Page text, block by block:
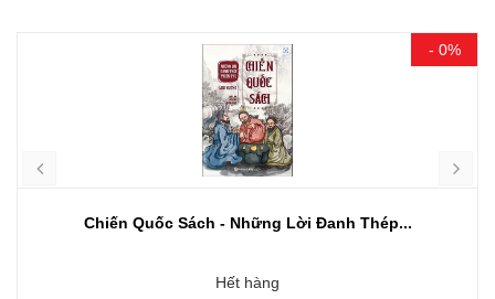
- 0%
Chiến Quốc Sách - Những Lời Đanh Thép...
Hết hàng